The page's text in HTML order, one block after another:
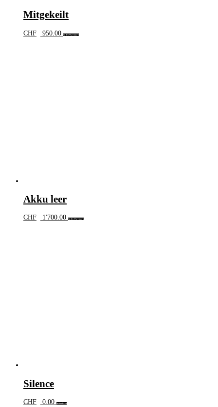
Mitgekeilt
CHF 950.00 In den Warenkorb
Akku leer
CHF 1'700.00 In den Warenkorb
Silence
CHF 0.00 Weiterlesen